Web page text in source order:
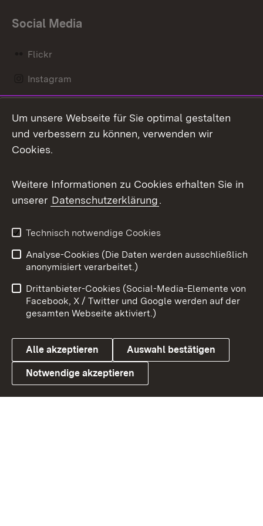
Social Media
Flickr
Instagram
Mastodon
Messenger
Social Wall
X / Twitter
Youtube
Link zum Landesportal
Benutzungshinweise
Barrierefreiheit
Datenschutz
Cookies
Um unsere Webseite für Sie optimal gestalten
und verbessern zu können, verwenden wir
Cookies.
Weitere Informationen zu Cookies erhalten Sie in
unserer Datenschutzerklärung.
Technisch notwendige Cookies
Analyse-Cookies (Die Daten werden ausschließlich
anonymisiert verarbeitet.)
Drittanbieter-Cookies (Social-Media-Elemente von
Facebook, X / Twitter und Google werden auf der
gesamten Webseite aktiviert.)
Alle akzeptieren Auswahl bestätigen
Notwendige akzeptieren